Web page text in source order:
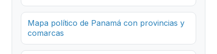
Mapa político de Panamá con provincias y
comarcas